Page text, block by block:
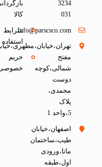
3234
031
Info@parscsco.com
مفتح
شمالی،کوچه
دوست
محمدی،
پلاک
5،واحد 1
اصفهان،خیابان
طیب،ساختمان
ماتا،ورودی
اول،طبقه
کالا
شرایط
استفاده
حریم